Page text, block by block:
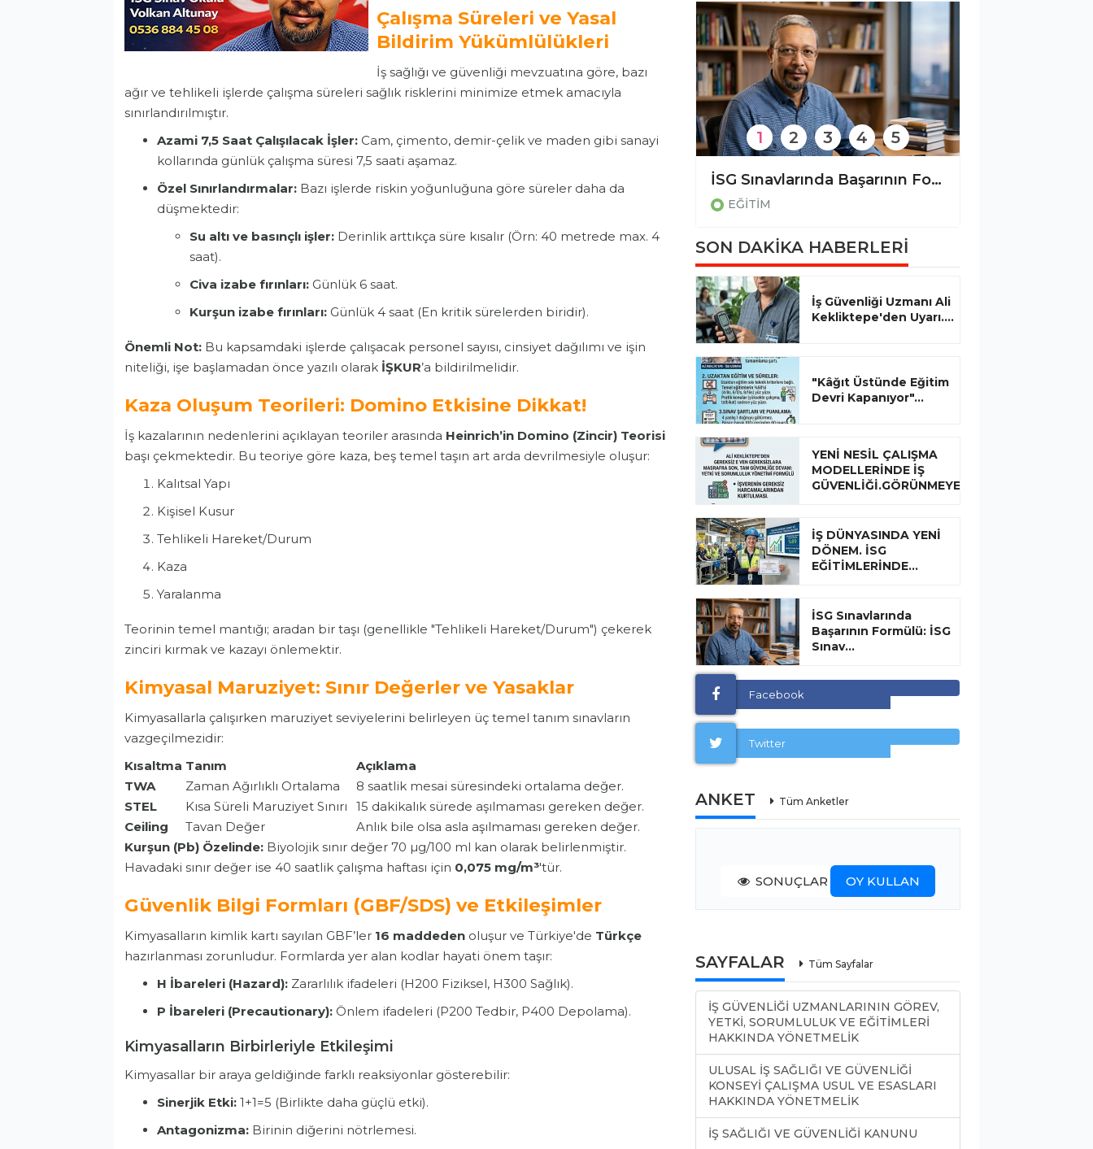
Çalışma Süreleri ve Yasal
Bildirim Yükümlülükleri
İş sağlığı ve güvenliği mevzuatına göre, bazı
ağır ve tehlikeli işlerde çalışma süreleri sağlık risklerini minimize etmek amacıyla
sınırlandırılmıştır.
Azami 7,5 Saat Çalışılacak İşler: Cam, çimento, demir-çelik ve maden gibi sanayi
kollarında günlük çalışma süresi 7,5 saati aşamaz.
Özel Sınırlandırmalar: Bazı işlerde riskin yoğunluğuna göre süreler daha da
düşmektedir:
Su altı ve basınçlı işler: Derinlik arttıkça süre kısalır (Örn: 40 metrede max. 4
saat).
Civa izabe fırınları: Günlük 6 saat.
Kurşun izabe fırınları: Günlük 4 saat (En kritik sürelerden biridir).
Önemli Not: Bu kapsamdaki işlerde çalışacak personel sayısı, cinsiyet dağılımı ve işin
niteliği, işe başlamadan önce yazılı olarak İŞKUR’a bildirilmelidir.
Kaza Oluşum Teorileri: Domino Etkisine Dikkat!
İş kazalarının nedenlerini açıklayan teoriler arasında Heinrich’in Domino (Zincir) Teorisi
başı çekmektedir. Bu teoriye göre kaza, beş temel taşın art arda devrilmesiyle oluşur:
Kalıtsal Yapı
Kişisel Kusur
Tehlikeli Hareket/Durum
Kaza
Yaralanma
Teorinin temel mantığı; aradan bir taşı (genellikle "Tehlikeli Hareket/Durum") çekerek
zinciri kırmak ve kazayı önlemektir.
Kimyasal Maruziyet: Sınır Değerler ve Yasaklar
Kimyasallarla çalışırken maruziyet seviyelerini belirleyen üç temel tanım sınavların
vazgeçilmezidir:
Kısaltma Tanım
Açıklama
TWA
Zaman Ağırlıklı Ortalama
8 saatlik mesai süresindeki ortalama değer.
STEL
Kısa Süreli Maruziyet Sınırı
15 dakikalık sürede aşılmaması gereken değer.
Ceiling
Tavan Değer
Anlık bile olsa asla aşılmaması gereken değer.
Kurşun (Pb) Özelinde: Biyolojik sınır değer 70 µg/100 ml kan olarak belirlenmiştir.
Havadaki sınır değer ise 40 saatlik çalışma haftası için 0,075 mg/m³'tür.
Güvenlik Bilgi Formları (GBF/SDS) ve Etkileşimler
Kimyasalların kimlik kartı sayılan GBF’ler 16 maddeden oluşur ve Türkiye'de Türkçe
hazırlanması zorunludur. Formlarda yer alan kodlar hayati önem taşır:
H İbareleri (Hazard): Zararlılık ifadeleri (H200 Fiziksel, H300 Sağlık).
P İbareleri (Precautionary): Önlem ifadeleri (P200 Tedbir, P400 Depolama).
Kimyasalların Birbirleriyle Etkileşimi
Kimyasallar bir araya geldiğinde farklı reaksiyonlar gösterebilir:
Sinerjik Etki: 1+1=5 (Birlikte daha güçlü etki).
Antagonizma: Birinin diğerini nötrlemesi.
İSG Sınavlarında Başarının Formülü: İSG Sınav Okulu ile Hedefinize Ulaşın!
EĞİTİM
1 2 3 4 5
SON DAKİKA HABERLERİ
İş Güvenliği Uzmanı Ali
Kekliktepe'den Uyarı....
"Kâğıt Üstünde Eğitim
Devri Kapanıyor"...
YENİ NESİL ÇALIŞMA
MODELLERİNDE İŞ
GÜVENLİĞİ.GÖRÜNMEYEN...
İŞ DÜNYASINDA YENİ
DÖNEM. İSG
EĞİTİMLERİNDE...
İSG Sınavlarında
Başarının Formülü: İSG
Sınav...
Facebook
Twitter
ANKET Tüm Anketler
SONUÇLAR OY KULLAN
SAYFALAR Tüm Sayfalar
İŞ GÜVENLİĞİ UZMANLARININ GÖREV,
YETKİ, SORUMLULUK VE EĞİTİMLERİ
HAKKINDA YÖNETMELİK
ULUSAL İŞ SAĞLIĞI VE GÜVENLİĞİ
KONSEYİ ÇALIŞMA USUL VE ESASLARI
HAKKINDA YÖNETMELİK
İŞ SAĞLIĞI VE GÜVENLİĞİ KANUNU